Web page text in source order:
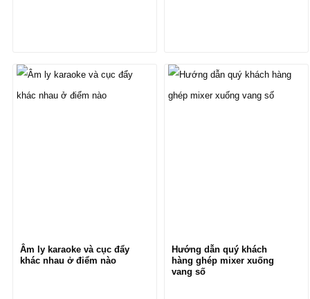
Âm ly karaoke và cục đẩy
khác nhau ở điểm nào
Hướng dẫn quý khách
hàng ghép mixer xuống
vang số